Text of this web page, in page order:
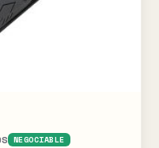
NEGOCIABLE